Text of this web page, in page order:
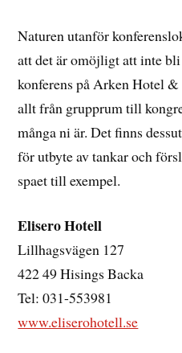
Naturen utanför
att det är omöjligt att inte
konferens på Arken Hotel
allt från grupprum till
många ni är. Det finns
för utbyte av tankar och
spaet till exempel.
Elisero Hotell
Lillhagsvägen 127
422 49 Hisings Backa
Tel: 031-553981
www.eliserohotell.se